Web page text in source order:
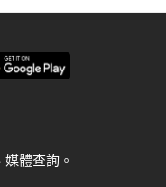
體查詢。